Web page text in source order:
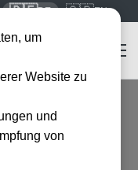
🇩🇪DE 🇬🇧EN
um
Website zu
und
von